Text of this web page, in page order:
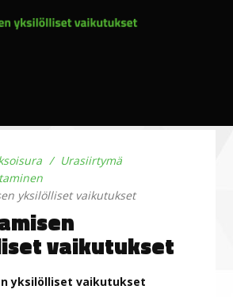
Urasiirtymä
yksilölliset vaikutukset
vaikutukset
yksilölliset vaikutukset